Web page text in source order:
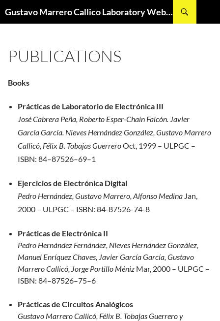
to
Gustavo Marrero Callico Laboratory Web Page
PUBLICATIONS
Books
Prácticas de Laboratorio de Electrónica III
José Cabrera Peña, Roberto Esper-Chaín Falcón. Javier
García García. Nieves Hernández González, Gustavo Marrero
Callicó, Félix B. Tobajas GuerreroOct, 1999 – ULPGC –
ISBN: 84–87526–69–1
Ejercicios de Electrónica Digital
Pedro Hernández, Gustavo Marrero, Alfonso Medina Jan,
2000 – ULPGC – ISBN: 84-87526-74-8
Prácticas de Electrónica II
Pedro Hernández Fernández, Nieves Hernández González,
Manuel Enríquez Chaves, Javier García García, Gustavo
Marrero Callicó, Jorge Portillo Méniz Mar, 2000 – ULPGC –
ISBN: 84–87526–75–6
Prácticas de Circuitos Analógicos
Gustavo Marrero Callicó, Félix B. Tobajas Guerrero y